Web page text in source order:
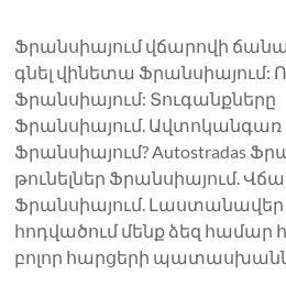
Ֆրանսիայում վճարովի
գնել վինետա Ֆրանսիայում:
Ֆրանսիայում: Տուգանքները
Ֆրանսիայում. Ավտոկանգառ
Ֆրանսիայում? Autostradas
թունելներ Ֆրանսիայում.
Ֆրանսիայում. Լաստանավեր
հոդվածում մենք ձեզ համար
բոլոր հարցերի